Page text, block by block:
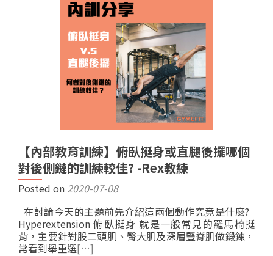
【內部教育訓練】俯臥挺身或直腿後擺哪個
對後側鏈的訓練較佳? -Rex教練
Posted on 2020-07-08
在討論今天的主題前先介紹這兩個動作究竟是什麼?
Hyperextension 俯臥挺身 就是一般常見的羅馬椅挺
背，主要針對股二頭肌、臀大肌及深層豎脊肌做鍛鍊，
常看到舉重選[…]